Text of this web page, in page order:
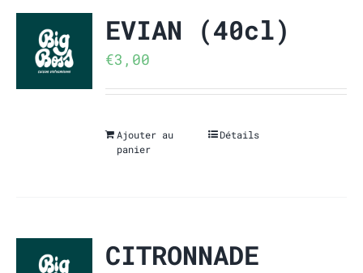
EVIAN (40cl)
€3,00
Ajouter au
panier
Détails
CITRONNADE